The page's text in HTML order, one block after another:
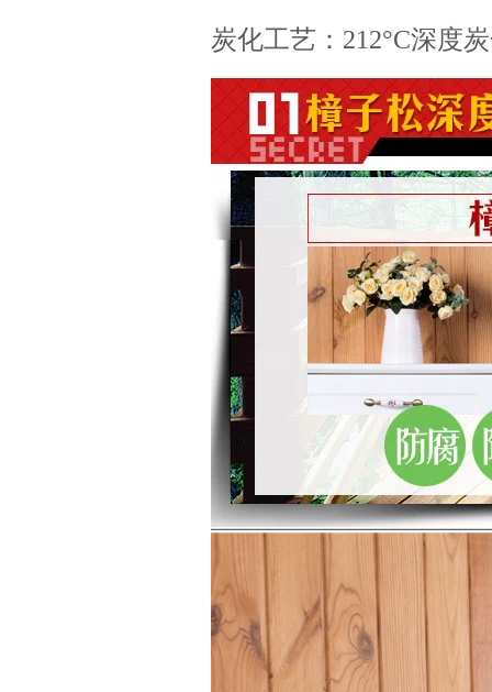
炭化工艺：212°C深度